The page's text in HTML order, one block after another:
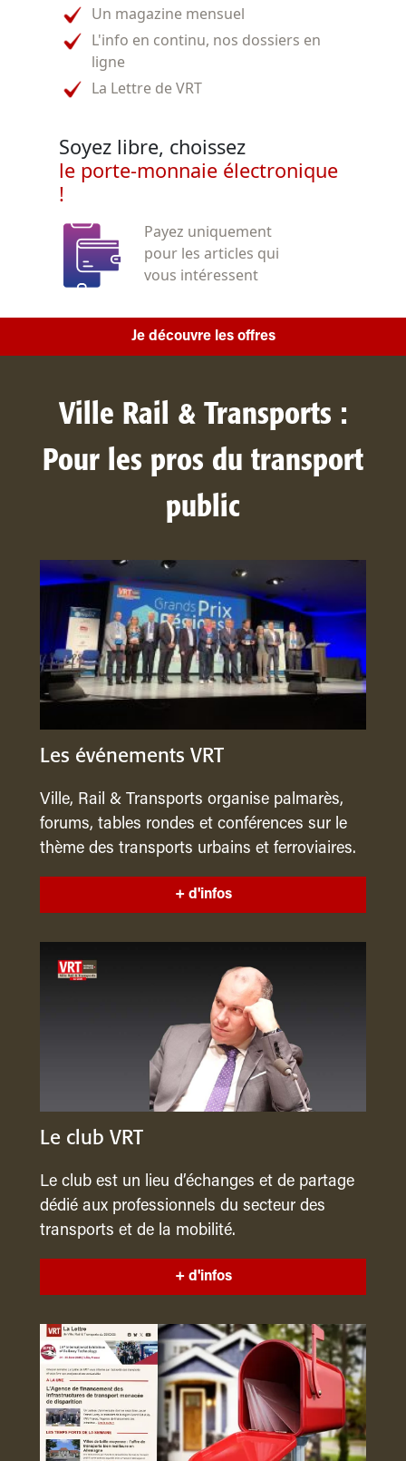
Un magazine mensuel
L'info en continu, nos dossiers en
ligne
La Lettre de VRT
Soyez libre, choissez
le porte-monnaie électronique
!
Payez uniquement
pour les articles qui
vous intéressent
Je découvre les offres
Ville Rail & Transports :
Pour les pros du transport
public
Les événements VRT
Ville, Rail & Transports organise palmarès,
forums, tables rondes et conférences sur le
thème des transports urbains et ferroviaires.
+ d'infos
Le club VRT
Le club est un lieu d’échanges et de partage
dédié aux professionnels du secteur des
transports et de la mobilité.
+ d'infos